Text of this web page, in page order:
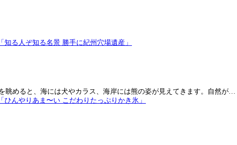
眺めると、海には犬やカラス、海岸には熊の姿が見えてきます。自然が…